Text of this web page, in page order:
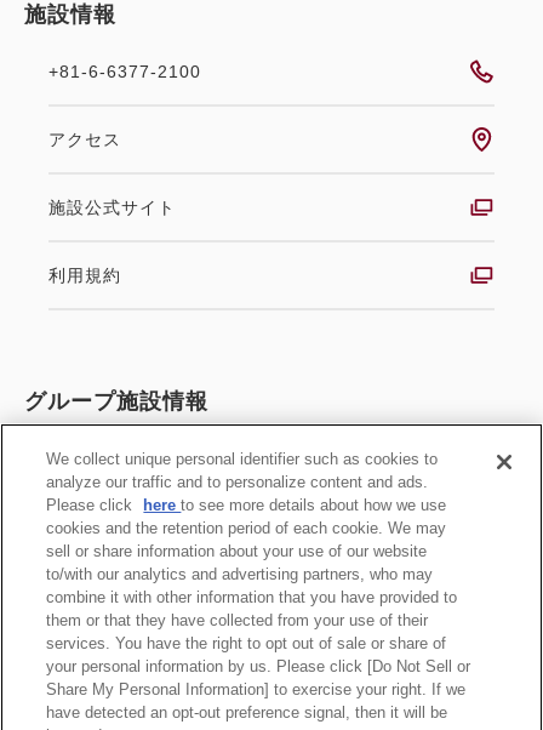
施設情報
+81-6-6377-2100
アクセス
施設公式サイト
利用規約
グループ施設情報
全施設の空室検索
施設一覧
グループ公式サイト
特定商取引法に基づく表記
We collect unique personal identifier such as cookies to
analyze our traffic and to personalize content and ads.
Please click
hereto see more details about how we use
cookies and the retention period of each cookie. We may
sell or share information about your use of our website
to/with our analytics and advertising partners, who may
combine it with other information that you have provided to
them or that they have collected from your use of their
services. You have the right to opt out of sale or share of
your personal information by us. Please click [Do Not Sell or
Share My Personal Information] to exercise your right. If we
have detected an opt-out preference signal, then it will be